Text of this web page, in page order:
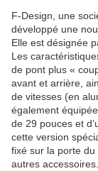
F-Design, une
développé une
Elle est désignée
Les
de pont plus «
avant et arrière,
de vitesses (en
également
de 29 pouces et
cette version
fixé sur la porte
autres accessoires.